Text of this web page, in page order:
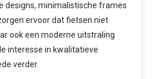
designs, minimalistische frames
ervoor dat fietsen niet
ook een moderne uitstraling
interesse in kwalitatieve
verder.